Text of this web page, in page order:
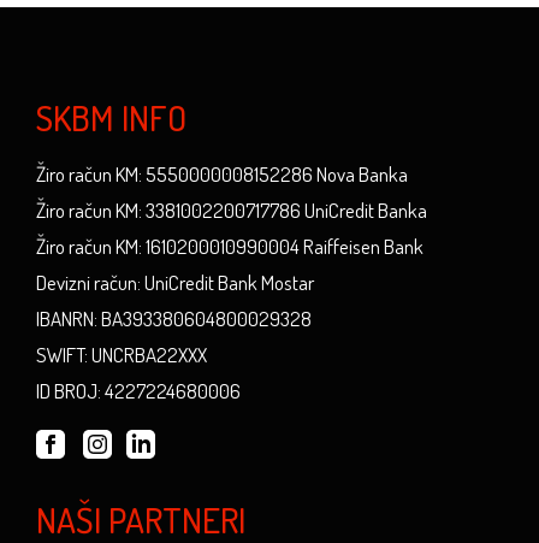
SKBM INFO
Žiro račun KM: 5550000008152286 Nova Banka
Žiro račun KM: 3381002200717786 UniCredit Banka
Žiro račun KM: 1610200010990004 Raiffeisen Bank
Devizni račun: UniCredit Bank Mostar
IBANRN: BA393380604800029328
SWIFT: UNCRBA22XXX
ID BROJ: 4227224680006
NAŠI PARTNERI